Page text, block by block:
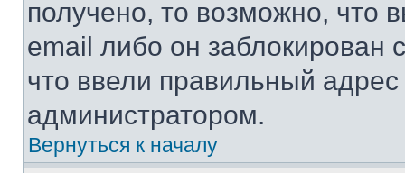
получено, то возможно, что
email либо он
что ввели правильный адрес
администратором.
Вернуться к началу